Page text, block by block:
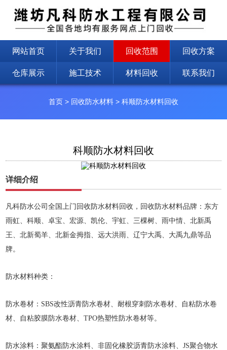
网站首页 关于我们 回收范围 回收方案
仓库展示 施工技术 材料回收 联系我们
首页 > 回收防水材料 > 科顺防水材料回收
科顺防水材料回收
详细介绍
凡科防水公司全国上门回收防水材料回收，回收防水材料品牌：东方
雨虹、科顺、卓宝、宏源、凯伦、宇虹、三棵树、雨中情、北新禹
王、北新蜀羊、北新金拇指、远大洪雨、辽宁大禹、大禹九鼎等品
牌。
防水材料种类：
防水卷材：SBS改性沥青防水卷材、耐根穿刺防水卷材、自粘防水卷
材、自粘胶膜防水卷材、TPO热塑性防水卷材等。
防水涂料：聚氨酯防水涂料、非固化橡胶沥青防水涂料、JS聚合物水